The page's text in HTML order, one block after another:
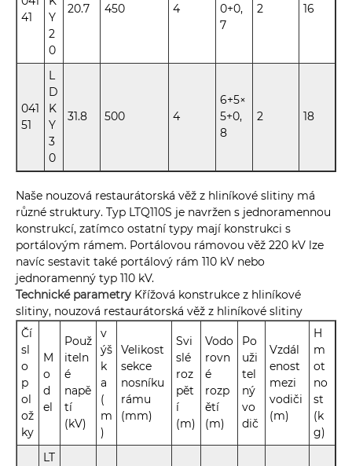
41
Y
2
0
20.7 450 4
0+0,
7
2 16
041
51
L
D
K
Y
3
0
31.8 500 4
6+5×
5+0,
8
2 18
Naše nouzová restaurátorská věž z hliníkové slitiny má
různé struktury. Typ LTQ110S je navržen s jednoramennou
konstrukcí, zatímco ostatní typy mají konstrukci s
portálovým rámem. Portálovou rámovou věž 220 kV lze
navíc sestavit také portálový rám 110 kV nebo
jednoramenný typ 110 kV.
Technické parametry Křížová konstrukce z hliníkové
slitiny, nouzová restaurátorská věž z hliníkové slitiny
Čí
sl
o
p
ol
ož
ky
M
o
d
el
Použ
iteln
é
napě
tí
(kV)
v
ýš
k
a
(
m
)
Velikost
sekce
nosníku
rámu
(mm)
Svi
slé
roz
pět
í
(m)
Vodo
rovn
é
rozp
ětí
(m)
Po
uži
tel
ný
vo
dič
Vzdál
enost
mezi
vodiči
(m)
H
m
ot
no
st
(k
g)
LT